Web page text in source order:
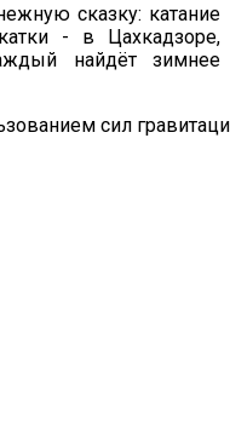
сказку: катание
- в Цахкадзоре,
найдёт зимнее